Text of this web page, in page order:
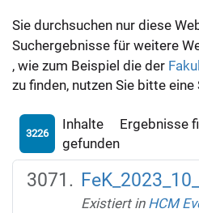
Sie durchsuchen nur diese
Suchergebnisse für weitere
, wie zum Beispiel die der
zu finden, nutzen Sie bitte eine
3226
Inhalte
gefunden
Ergebnisse
Existiert in HCM